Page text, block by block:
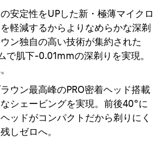
の安定性をUPした新・極薄マイクロ
軽減するからよりなめらかな深剃
ン独自の高い技術が集約された
で肌下-0.01mmの深剃りを実現。
ラウン最高峰のPRO密着ヘッド搭載
シェービングを実現。前後40°に
ッドがコンパクトだから剃りにく
しゼロへ。